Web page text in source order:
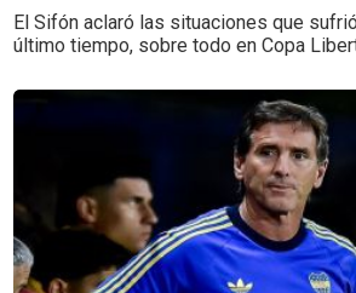
El Sifón aclaró las situaciones que
último tiempo, sobre todo en Copa